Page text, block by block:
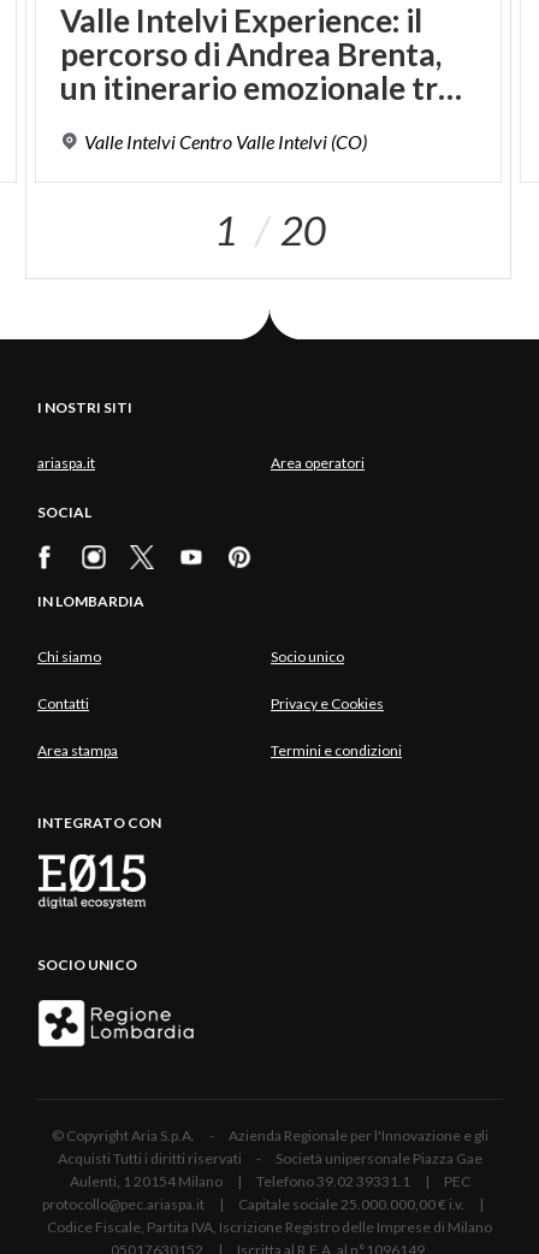
Valle Intelvi Experience: il
percorso di Andrea Brenta,
un itinerario emozionale tra natura e storia del Risorgimento
Valle IntelviCentro Valle Intelvi (CO)
1 20
I NOSTRI SITI
ariaspa.it Area operatori
SOCIAL
IN LOMBARDIA
Chi siamo Socio unico
Contatti Privacy e Cookies
Area stampa Termini e condizioni
INTEGRATO CON
SOCIO UNICO
© Copyright Aria S.p.A. - Azienda Regionale per l'Innovazione e gli
Acquisti Tutti i diritti riservati - Società unipersonale Piazza Gae
Aulenti, 1 20154 Milano | Telefono 39.02 39331.1 | PEC
protocollo@pec.ariaspa.it | Capitale sociale 25.000.000,00 € i.v. |
Codice Fiscale, Partita IVA, Iscrizione Registro delle Imprese di Milano
05017630152 | Iscritta al R.E.A. al n°1096149.